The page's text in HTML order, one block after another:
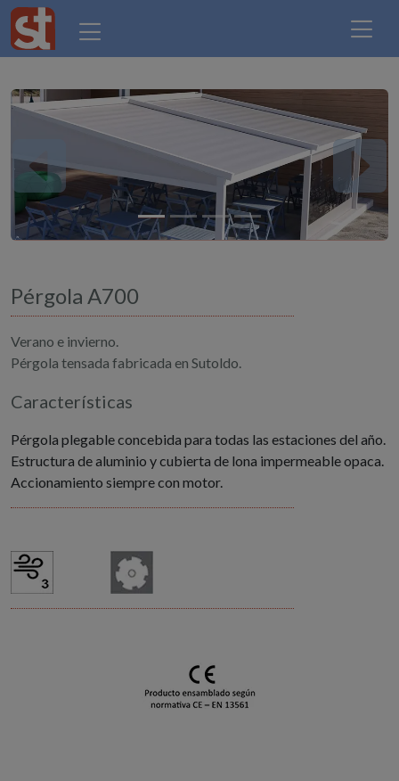
Previous Next
Pérgola A700
Verano e invierno.
Pérgola tensada fabricada en Sutoldo.
Características
Pérgola plegable concebida para todas las estaciones del año.
Estructura de aluminio y cubierta de lona impermeable opaca.
Accionamiento siempre con motor.